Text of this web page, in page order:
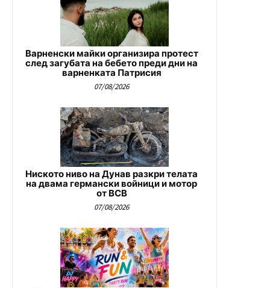
Варненски майки организира протест
след загубата на бебето преди дни на
варненката Патрисия
07/08/2026
Ниското ниво на Дунав разкри телата
на двама германски войници и мотор
от ВСВ
07/08/2026